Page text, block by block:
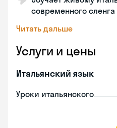
современного сленга
Читать дальше
Услуги и цены
Итальянский язык
Уроки итальянского